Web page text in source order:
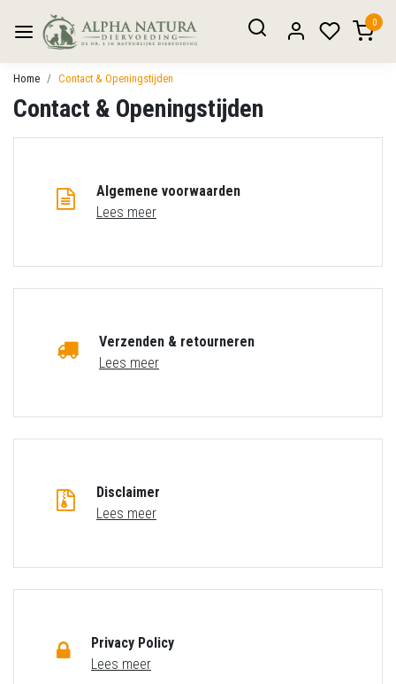
0
Home Contact & Openingstijden
Contact & Openingstijden
Algemene voorwaarden
Lees meer
Verzenden & retourneren
Lees meer
Disclaimer
Lees meer
Privacy Policy
Lees meer